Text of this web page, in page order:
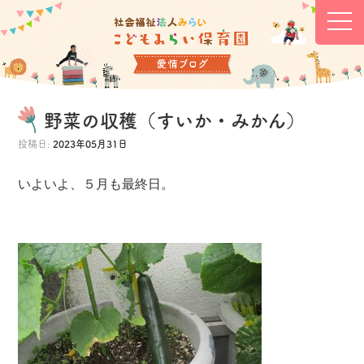
野菜の収穫（すいか・みかん）
投稿日: 2023年05月31日
いよいよ、５月も最終日。